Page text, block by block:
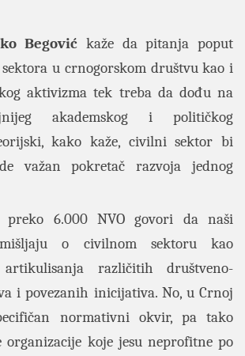
Begović kaže da pitanja poput
u crnogorskom društvu kao i
aktivizma tek treba da dođu na
akademskog i političkog
kako kaže, civilni sektor bi
važan pokretač razvoja jednog
preko 6.000 NVO govori da naši
o civilnom sektoru kao
različitih društveno-
i povezanih inicijativa. No, u Crnoj
normativni okvir, pa tako
organizacije koje jesu neprofitne po